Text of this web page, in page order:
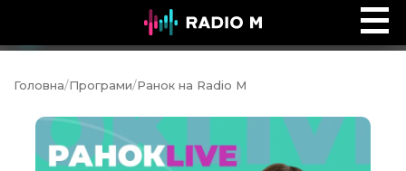
Призначена впливати
Головна/Програми/Ранок на Radio M